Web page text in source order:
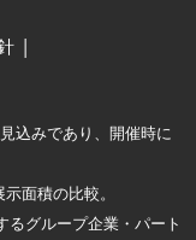
込みであり、開催時に
面積の比較。
グループ企業・パート